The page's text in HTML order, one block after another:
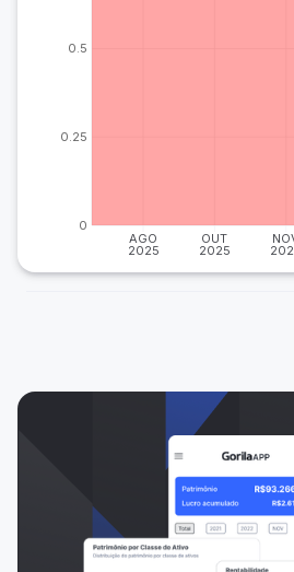
AGO
2025
OUT
2025
0
0.25
0.5